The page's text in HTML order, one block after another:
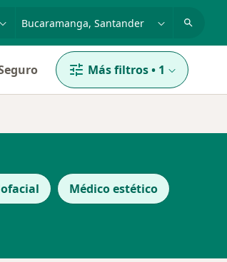
nombre
Más filtros• 1
Médico estético